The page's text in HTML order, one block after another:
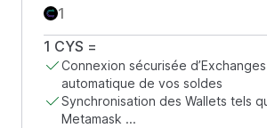
1 CYS =
Connexion sécurisée
automatique de vos soldes
Synchronisation des Wallets tels
Metamask ...